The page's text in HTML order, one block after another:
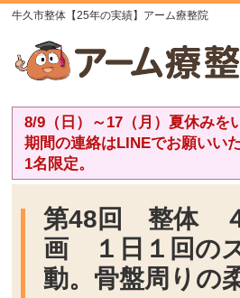
牛久市整体【25年の実績】アーム療整院
8/9（日）～17（月）夏休みを
期間の連絡はLINEでお願いい
1名限定。
第48回 整体
画 １日１回の
動。骨盤周りの